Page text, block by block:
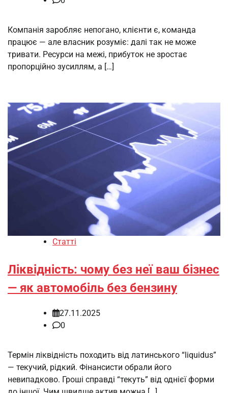
Компанія заробляє непогано, клієнти є, команда
працює — але власник розуміє: далі так не може
тривати. Ресурси на межі, прибуток не зростає
пропорційно зусиллям, а […]
Статті
Ліквідність: чому без неї ваш бізнес
— як автомобіль без бензину
27.11.2025
0
Термін ліквідність походить від латинського “liquidus”
— текучий, рідкий. Фінансисти обрали його
невипадково. Гроші справді “текуть” від однієї форми